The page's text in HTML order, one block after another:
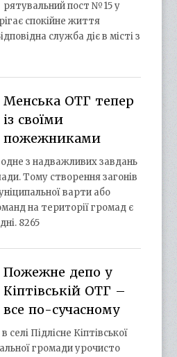
рятувальний пост №15 у
спокійне життя
служба діє в місті з
Менська ОТГ тепер
із своїми
пожежниками
з надважливих завдань
Тому створення загонів
варти або
на території громад є
8265
Пожежне депо у
Кіптівській ОТГ –
все по-сучасному
селі Підлісне Кіптівської
громади урочисто